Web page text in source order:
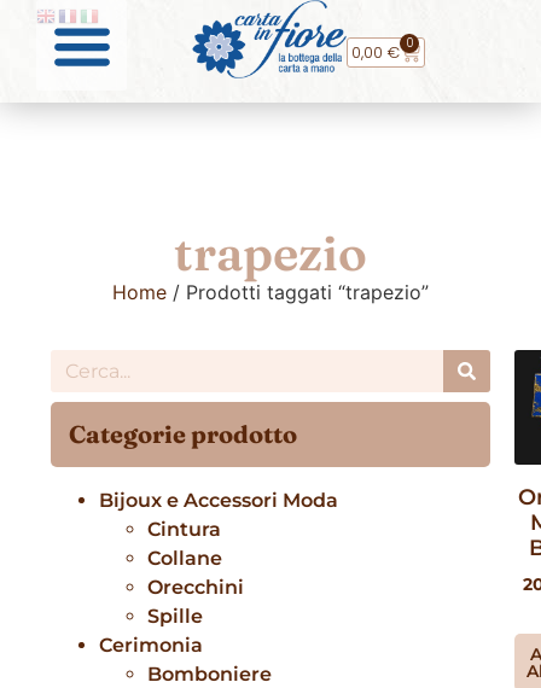
0,00 € 0
trapezio
Home / Prodotti taggati “trapezio”
Categorie prodotto
Bijoux e Accessori Moda
Cintura
Collane
Orecchini
Spille
Cerimonia
Bomboniere